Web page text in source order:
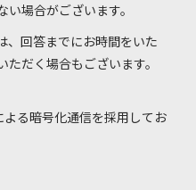
場合がございます。
、回答までにお時間をいた
だく場合もございます。
る暗号化通信を採用してお